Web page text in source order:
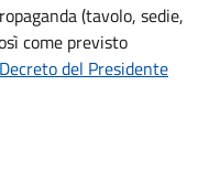
(tavolo, sedie,
come previsto
Decreto del Presidente